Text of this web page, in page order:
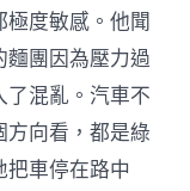
度敏感。他聞
麵團因為壓力過
了混亂。汽車不
向看，都是綠
車停在路中